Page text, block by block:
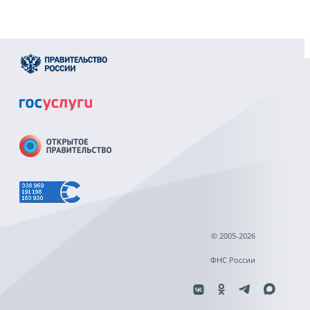
© 2005-2026
ФНС России